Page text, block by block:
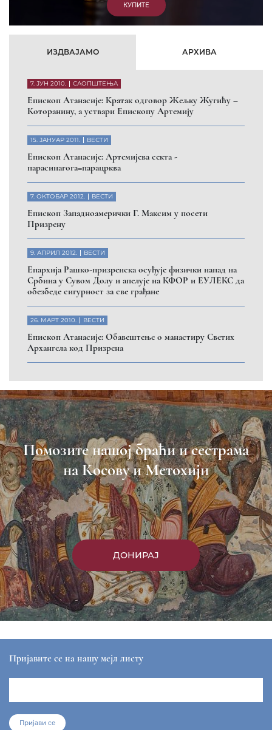
ИЗДВАЈАМО АРХИВА
7. ЈУН 2010. САОПШТЕЊА
Eпископ Атанасије: Кратак одговор Жељку Жугићу –
Которанину, а уствари Епископу Артемију
15. ЈАНУАР 2011. ВЕСТИ
Eпископ Атанасије: Артемијева секта -
парасинагога=парацрква
7. ОКТОБАР 2012. ВЕСТИ
Eпископ Западноамерички Г. Максим у посети
Призрену
9. АПРИЛ 2012. ВЕСТИ
Eпархија Рашко-призренска осуђује физички напад на
Србина у Сувом Долу и апелује на КФОР и ЕУЛЕКС да
обезбеде сигурност за све грађане
26. МАРТ 2010. ВЕСТИ
Eпископ Атанасије: Обавештење о манастиру Светих
Архангела код Призрена
Помозите нашој браћи и сестрама
на Косову и Метохији
ДОНИРАЈ
Пријавите се на нашу мејл листу
Пријави се